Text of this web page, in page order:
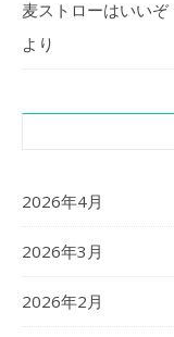
麦ストローはいい
より
2026年4月
2026年3月
2026年2月